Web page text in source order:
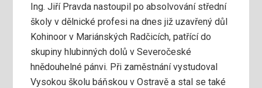
Ing. Jiří Pravda nastoupil po absolvování střední
školy v dělnické profesi na dnes již uzavřený důl
Kohinoor v Mariánských Radčicích, patřící do
skupiny hlubinných dolů v Severočeské
hnědouhelné pánvi. Při zaměstnání vystudoval
Vysokou školu báňskou v Ostravě a stal se také